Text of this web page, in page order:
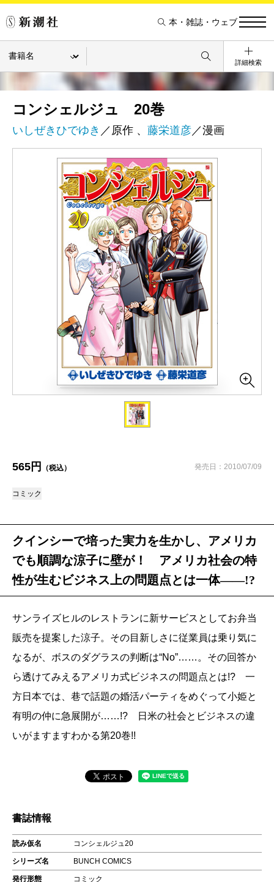
本・雑誌・ウェブ
詳細検索
コンシェルジュ 20巻
いしぜきひでゆき ／原作 、 藤栄道彦／漫画
565円 （税込） 発売日：2010/07/09
コミック
クインシーで培った実力を生かし、アメリカ
でも順調な涼子に壁が！ アメリカ社会の特
性が生むビジネス上の問題点とは一体――!?
サンライズヒルのレストランに新サービスとしてお弁当
販売を提案した涼子。その目新しさに従業員は乗り気に
なるが、ボスのダグラスの判断は“No”……。その回答か
ら透けてみえるアメリカ式ビジネスの問題点とは!? 一
方日本では、巷で話題の婚活パーティをめぐって小姫と
有明の仲に急展開が……!? 日米の社会とビジネスの違
いがますますわかる第20巻!!
書誌情報
読み仮名 コンシェルジュ20
シリーズ名 BUNCH COMICS
発行形態 コミック